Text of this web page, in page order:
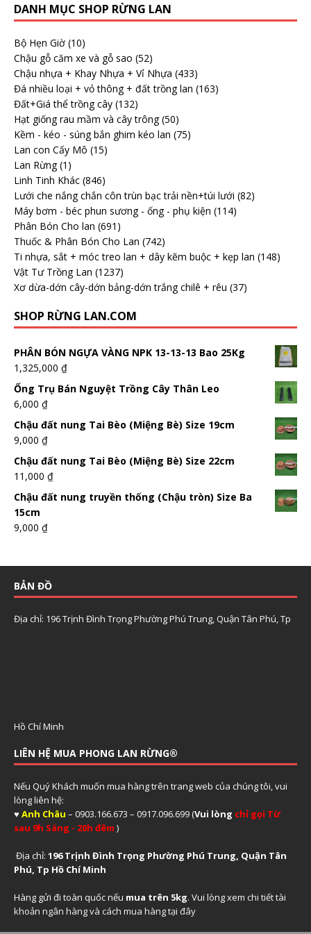
DANH MỤC SHOP RỪNG LAN
Bộ Hẹn Giờ (10)
Chậu gỗ căm xe và gỗ sao (52)
Chậu nhựa + Khay Nhựa + Vỉ Nhựa (433)
Đá nhiều loại + vỏ thông + đất trồng lan (163)
Đất+Giá thể trồng cây (132)
Hạt giống rau mầm và cây trông (50)
Kềm - kéo - súng bắn ghim kéo lan (75)
Lan con Cấy Mô (15)
Lan Rừng (1)
Linh Tinh Khác (846)
Lưới che nắng chắn côn trùn bạc trải nền+túi lưới (82)
Máy bơm - béc phun sương - ống - phụ kiện (114)
Phân Bón Cho lan (691)
Thuốc & Phân Bón Cho Lan (742)
Ti nhựa, sắt + móc treo lan + dây kẽm buộc + kẹp lan (148)
Vật Tư Trồng Lan (1237)
Xơ dừa-dớn cây-dớn bảng-dớn trắng chilê + rêu (37)
SHOP RỪNG LAN.COM
PHÂN BÓN NGỰA VÀNG NPK 13-13-13 Bao 25Kg
1,325,000 ₫
Ống Trụ Bán Nguyệt Trồng Cây Thân Leo
6,000 ₫
Chậu đất nung Tai Bèo (Miệng Bè) Size 19cm
9,000 ₫
Chậu đất nung Tai Bèo (Miệng Bè) Size 22cm
11,000 ₫
Chậu đất nung truyền thống (Chậu tròn) Size Ba
15cm
9,000 ₫
BẢN ĐỒ
Địa chỉ: 196 Trịnh Đình Trọng Phường Phú Trung, Quận Tân Phú, Tp
Hồ Chí Minh
LIÊN HỆ MUA PHONG LAN RỪNG®
Nếu Quý Khách muốn mua hàng trên trang web của chúng tôi, vui
lòng liên hệ:
♥ Anh Châu – 0903.166.673 – 0917.096.699 (Vui lòng chỉ gọi Từ
sau 9h Sáng - 20h đêm )
Địa chỉ: 196 Trịnh Đình Trọng Phường Phú Trung, Quận Tân
Phú, Tp Hồ Chí Minh
Hàng gửi đi toàn quốc nếu mua trên 5kg. Vui lòng xem chi tiết tài
khoản ngân hàng và cách mua hàng tại đây